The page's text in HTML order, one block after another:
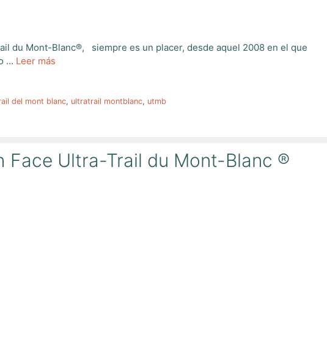
du Mont-Blanc®, siempre es un placer, desde aquel 2008 en el que
… Leer más
del mont blanc, ultratrail montblanc, utmb
Face Ultra-Trail du Mont-Blanc ®